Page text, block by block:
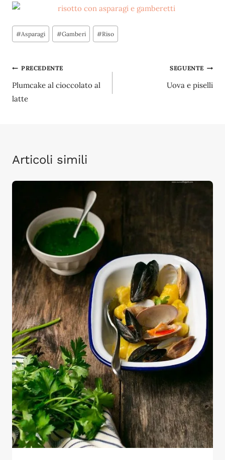
Tag
articolo:
#Asparagi #Gamberi #Riso
Navigazione
articoli
PRECEDENTE
Plumcake al cioccolato al
latte
SEGUENTE
Uova e piselli
Articoli simili